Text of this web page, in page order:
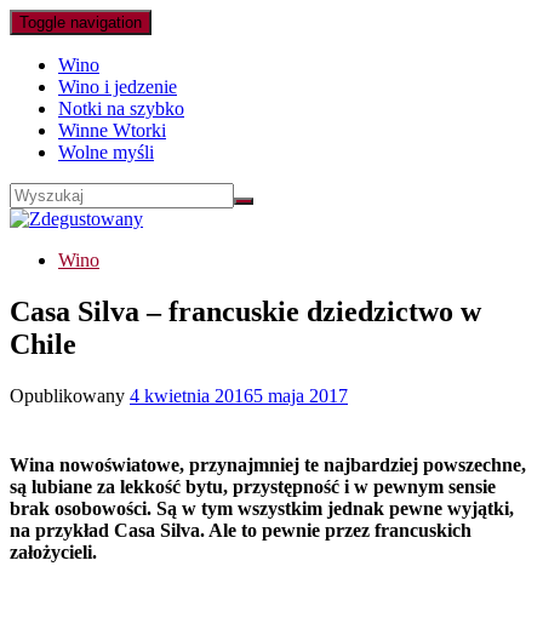
Toggle navigation
Wino
Wino i jedzenie
Notki na szybko
Winne Wtorki
Wolne myśli
Wino
Casa Silva – francuskie dziedzictwo w
Chile
Opublikowany 4 kwietnia 20165 maja 2017
Wina nowoświatowe, przynajmniej te najbardziej powszechne,
są lubiane za lekkość bytu, przystępność i w pewnym sensie
brak osobowości. Są w tym wszystkim jednak pewne wyjątki,
na przykład Casa Silva. Ale to pewnie przez francuskich
założycieli.